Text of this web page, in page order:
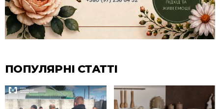
ПОПУЛЯРНІ СТАТТІ